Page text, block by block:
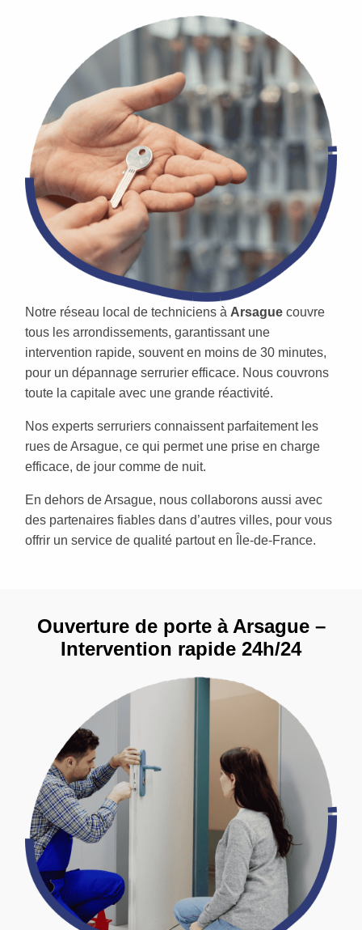
Notre réseau local de techniciens à Arsague couvre
tous les arrondissements, garantissant une
intervention rapide, souvent en moins de 30 minutes,
pour un dépannage serrurier efficace. Nous couvrons
toute la capitale avec une grande réactivité.
Nos experts serruriers connaissent parfaitement les
rues de Arsague, ce qui permet une prise en charge
efficace, de jour comme de nuit.
En dehors de Arsague, nous collaborons aussi avec
des partenaires fiables dans d’autres villes, pour vous
offrir un service de qualité partout en Île-de-France.
Ouverture de porte à Arsague –
Intervention rapide 24h/24